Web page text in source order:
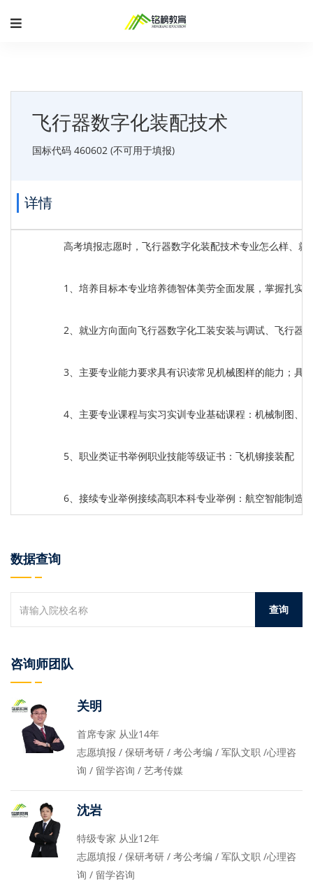
飞行器数字化装配技术
国标代码 460602 (不可用于填报)
详情
高考填报志愿时，飞行器数字化装配技术专业怎么样、
1、培养目标本专业培养德智体美劳全面发展，掌握扎实
2、就业方向面向飞行器数字化工装安装与调试、飞行器
3、主要专业能力要求具有识读常见机械图样的能力；具
4、主要专业课程与实习实训专业基础课程：机械制图、
5、职业类证书举例职业技能等级证书：飞机铆接装配
6、接续专业举例接续高职本科专业举例：航空智能制造
数据查询
咨询师团队
关明
首席专家 从业14年
志愿填报 / 保研考研 / 考公考编 / 军队文职 /心理咨
询 / 留学咨询 / 艺考传媒
沈岩
特级专家 从业12年
志愿填报 / 保研考研 / 考公考编 / 军队文职 /心理咨
询 / 留学咨询